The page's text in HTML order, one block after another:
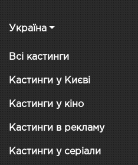
Україна
Всі кастинги
Кастинги у Києві
Кастинги у кіно
Кастинги в рекламу
Кастинги у серіали